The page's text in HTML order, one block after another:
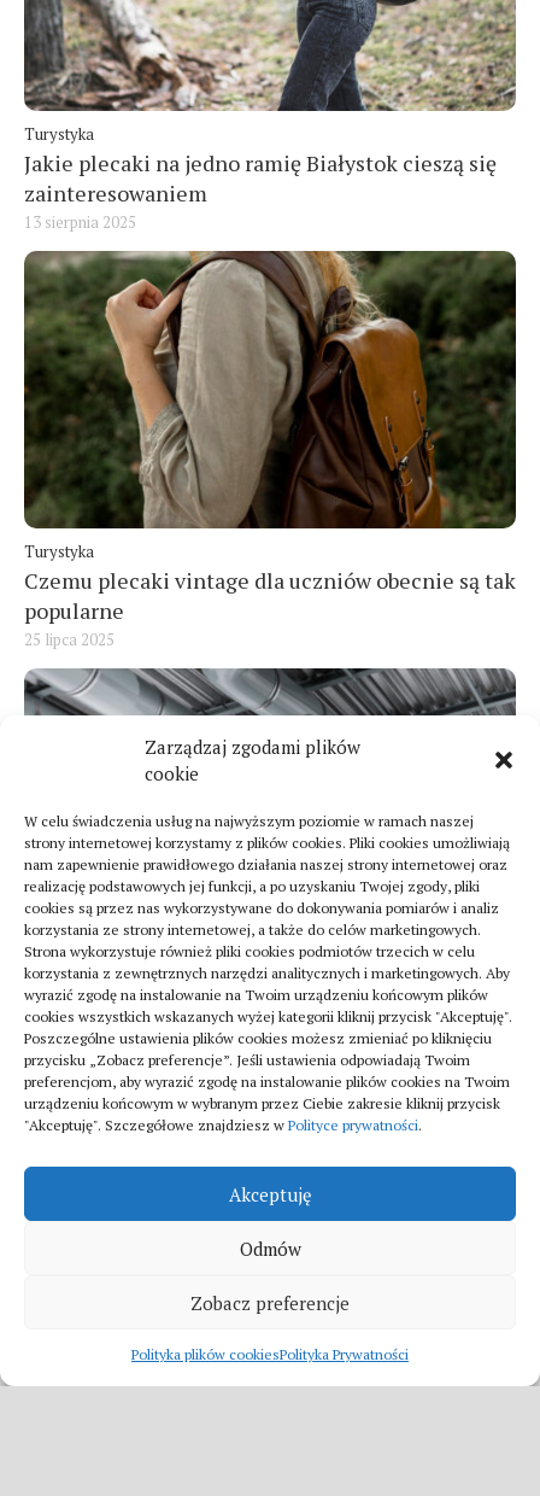
Zarządzaj zgodami plików
cookie
W celu świadczenia usług na najwyższym poziomie w ramach naszej
strony internetowej korzystamy z plików cookies. Pliki cookies umożliwiają
nam zapewnienie prawidłowego działania naszej strony internetowej oraz
realizację podstawowych jej funkcji, a po uzyskaniu Twojej zgody, pliki
cookies są przez nas wykorzystywane do dokonywania pomiarów i analiz
korzystania ze strony internetowej, a także do celów marketingowych.
Strona wykorzystuje również pliki cookies podmiotów trzecich w celu
korzystania z zewnętrznych narzędzi analitycznych i marketingowych. Aby
wyrazić zgodę na instalowanie na Twoim urządzeniu końcowym plików
cookies wszystkich wskazanych wyżej kategorii kliknij przycisk "Akceptuję".
Poszczególne ustawienia plików cookies możesz zmieniać po kliknięciu
przycisku „Zobacz preferencje”. Jeśli ustawienia odpowiadają Twoim
preferencjom, aby wyrazić zgodę na instalowanie plików cookies na Twoim
urządzeniu końcowym w wybranym przez Ciebie zakresie kliknij przycisk
"Akceptuję". Szczegółowe znajdziesz w Polityce prywatności.
Akceptuję
Odmów
Zobacz preferencje
Polityka plików cookiesPolityka Prywatności
Turystyka
Jakie plecaki na jedno ramię Białystok cieszą się
zainteresowaniem
13 sierpnia 2025
Turystyka
Czemu plecaki vintage dla uczniów obecnie są tak
popularne
25 lipca 2025
Turystyka
Jak znaleźć dobrą firmę do sanitarnych instalacji
w szpitalach
20 lipca 2025
Fitka © 2026. All Rights Reserved.